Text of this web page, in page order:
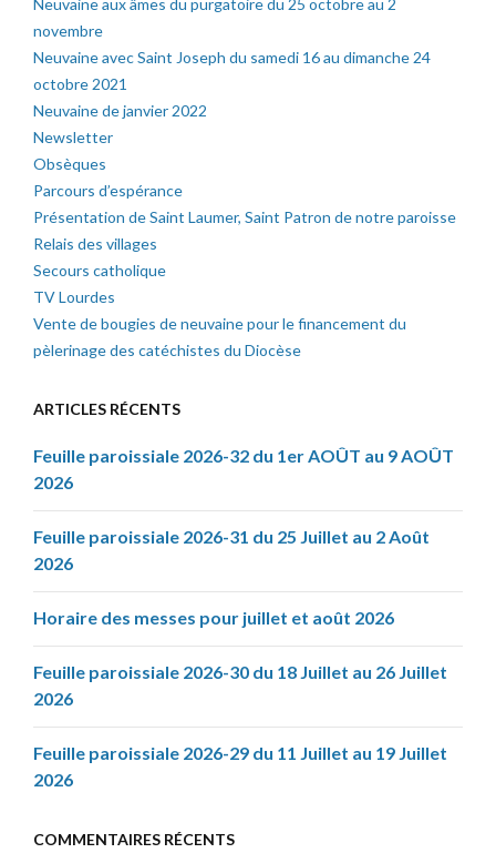
novembre
Neuvaine avec Saint Joseph du samedi 16 au dimanche 24
octobre 2021
Neuvaine de janvier 2022
Newsletter
Obsèques
Parcours d’espérance
Présentation de Saint Laumer, Saint Patron de notre paroisse
Relais des villages
Secours catholique
TV Lourdes
Vente de bougies de neuvaine pour le financement du
pèlerinage des catéchistes du Diocèse
ARTICLES RÉCENTS
Feuille paroissiale 2026-32 du 1er AOÛT au 9 AOÛT
2026
Feuille paroissiale 2026-31 du 25 Juillet au 2 Août
2026
Horaire des messes pour juillet et août 2026
Feuille paroissiale 2026-30 du 18 Juillet au 26 Juillet
2026
Feuille paroissiale 2026-29 du 11 Juillet au 19 Juillet
2026
COMMENTAIRES RÉCENTS